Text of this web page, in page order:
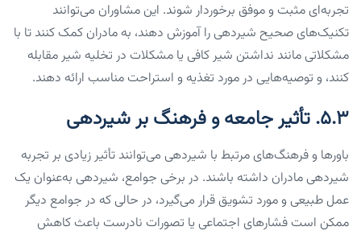
تجربه‌ای مثبت و موفق برخوردار شوند. این مشاوران می‌توانند
تکنیک‌های صحیح شیردهی را آموزش دهند، به مادران کمک کنند تا با
مشکلاتی مانند نداشتن شیر کافی یا مشکلات در تخلیه شیر مقابله
کنند، و توصیه‌هایی در مورد تغذیه و استراحت مناسب ارائه دهند.
۵.۳. تأثیر جامعه و فرهنگ بر شیردهی
باورها و فرهنگ‌های مرتبط با شیردهی می‌توانند تأثیر زیادی بر تجربه
شیردهی مادران داشته باشند. در برخی جوامع، شیردهی به‌عنوان یک
عمل طبیعی و مورد تشویق قرار می‌گیرد، در حالی که در جوامع دیگر
ممکن است فشارهای اجتماعی یا تصورات نادرست باعث کاهش